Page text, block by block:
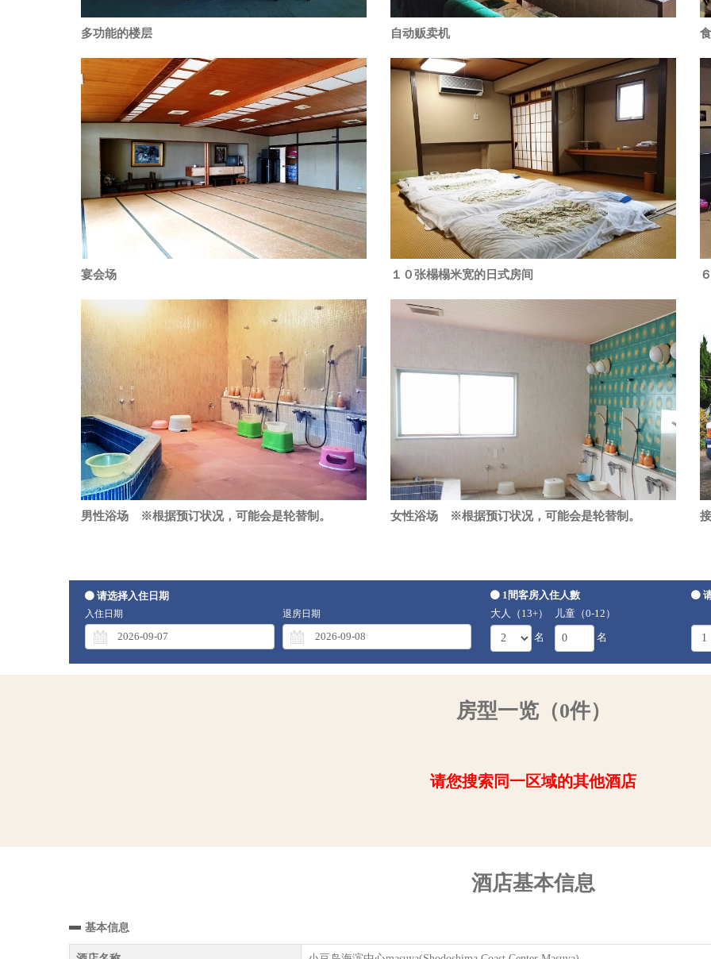
多功能的楼层 自动贩卖机
宴会场 １０张榻榻米宽的日式房间
男性浴场 ※根据预订状况，可能会是轮替制。 女性浴场 ※根据预订状况，可能会是轮替制。
请选择入住日期
入住日期 退房日期
1間客房入住人數
大人（13+）
名
儿童（0-12）
名
房型一览（0件）
请您搜索同一区域的其他酒店
酒店基本信息
基本信息